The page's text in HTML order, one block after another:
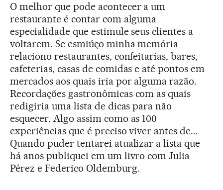
O melhor que pode acontecer a um
restaurante é contar com alguma
especialidade que estimule seus clientes a
voltarem. Se esmiúço minha memória
relaciono restaurantes, confeitarias, bares,
cafeterias, casas de comidas e até pontos em
mercados aos quais iria por alguma razão.
Recordações gastronômicas com as quais
redigiria uma lista de dicas para não
esquecer. Algo assim como as 100
experiências que é preciso viver antes de...
Quando puder tentarei atualizar a lista que
há anos publiquei em um livro com Julia
Pérez e Federico Oldemburg.